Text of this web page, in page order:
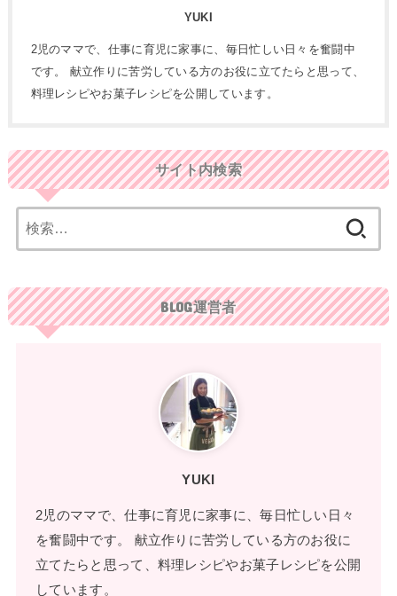
YUKI
2児のママで、仕事に育児に家事に、毎日忙しい日々を奮闘中
です。 献立作りに苦労している方のお役に立てたらと思って、
料理レシピやお菓子レシピを公開しています。
サイト内検索
索:
BLOG運営者
YUKI
2児のママで、仕事に育児に家事に、毎日忙しい日々
を奮闘中です。 献立作りに苦労している方のお役に
立てたらと思って、料理レシピやお菓子レシピを公開
しています。